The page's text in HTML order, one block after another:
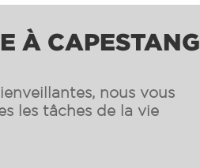
À CAPESTANG
nous vous
les tâches de la vie